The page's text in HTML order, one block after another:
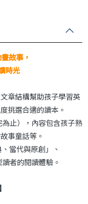
故事，
時光
章結構幫助孩子學習英
挑選合適的讀本。
止），內容包含孩子熟
事童話等。
當代與原創」、
者的閱讀體驗。